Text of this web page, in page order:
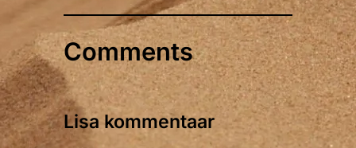
Comments
Lisa kommentaar